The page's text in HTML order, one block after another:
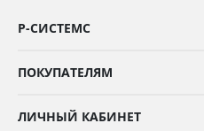
Р-СИСТЕМС
ПОКУПАТЕЛЯМ
ЛИЧНЫЙ КАБИНЕТ